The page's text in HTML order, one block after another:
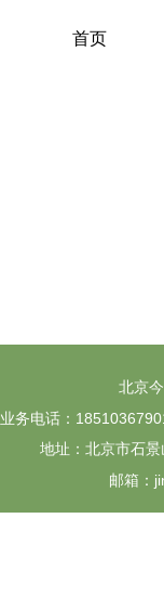
首页
北京
业务电话：
地址：北京市石
邮箱：